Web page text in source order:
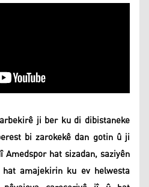
ji ber ku di dibistaneke
bi zarokekê dan gotin û ji
hat sizadan, saziyên
amajekirin ku ev helwesta